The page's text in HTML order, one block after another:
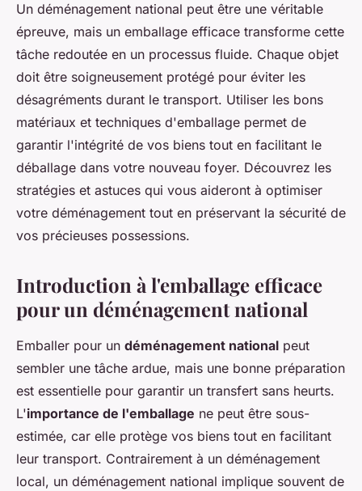
Un déménagement national peut être une véritable
épreuve, mais un emballage efficace transforme cette
tâche redoutée en un processus fluide. Chaque objet
doit être soigneusement protégé pour éviter les
désagréments durant le transport. Utiliser les bons
matériaux et techniques d'emballage permet de
garantir l'intégrité de vos biens tout en facilitant le
déballage dans votre nouveau foyer. Découvrez les
stratégies et astuces qui vous aideront à optimiser
votre déménagement tout en préservant la sécurité de
vos précieuses possessions.
Introduction à l'emballage efficace
pour un déménagement national
Emballer pour un déménagement national peut
sembler une tâche ardue, mais une bonne préparation
est essentielle pour garantir un transfert sans heurts.
L'importance de l'emballage ne peut être sous-
estimée, car elle protège vos biens tout en facilitant
leur transport. Contrairement à un déménagement
local, un déménagement national implique souvent de